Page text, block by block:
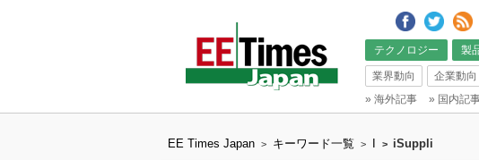
テクノロジー 製
業界動向 企業動向
» 海外記事 » 国内記
EE Times Japan > キーワード一覧 > > iSuppli